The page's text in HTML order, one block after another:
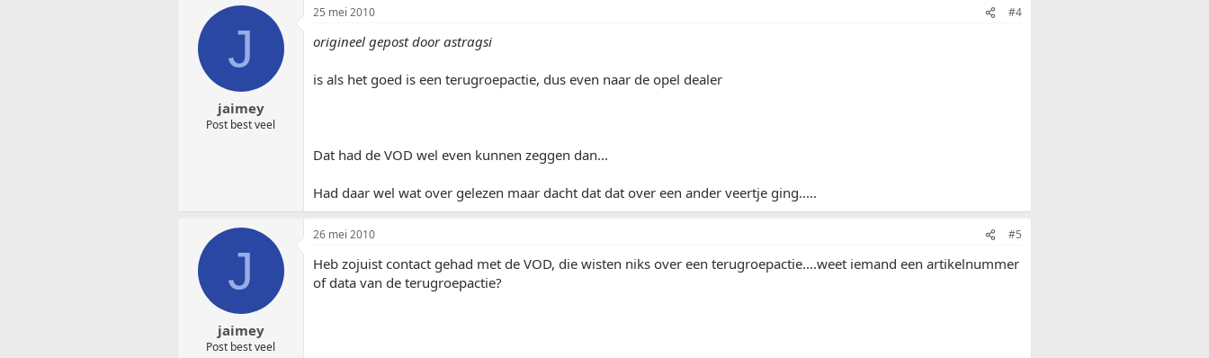
J
jaimey
Post best veel
25 mei 2010 #4
origineel gepost door astragsi
is als het goed is een terugroepactie, dus even naar de opel dealer
Dat had de VOD wel even kunnen zeggen dan...
Had daar wel wat over gelezen maar dacht dat dat over een ander veertje ging.....
J
jaimey
Post best veel
26 mei 2010 #5
Heb zojuist contact gehad met de VOD, die wisten niks over een terugroepactie....weet iemand een artikelnummer
of data van de terugroepactie?